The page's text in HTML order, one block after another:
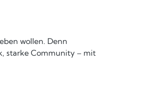
wollen. Denn
starke Community – mit